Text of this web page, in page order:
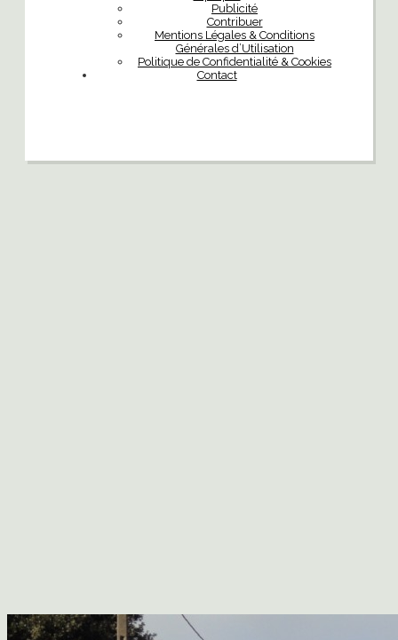
Publicité
Contribuer
Mentions Légales & Conditions
Générales d’Utilisation
Politique de Confidentialité & Cookies
Contact